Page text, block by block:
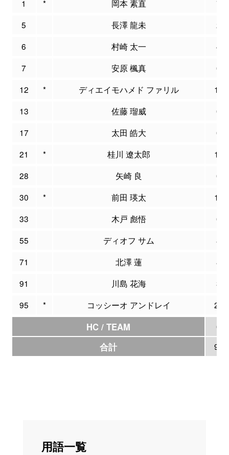
1 * 岡本 素直
7
5
長澤 龍未
2
6
村崎 太一
4
7
安原 楓真
0
12
* ディエイモハメド ファリル
11
13
佐藤 瑠威
0
17
太田 皓大
0
21
* 桂川 遼太郎
11
28
矢崎 良
0
30
* 前田 瑛太
15
33
木戸 彪悟
0
55
ディオフ サム
8
71
北澤 蓮
8
91
川島 花海
3
95
* コッシーオ アンドレイ 26
HC / TEAM 0
合計 95
用語一覧